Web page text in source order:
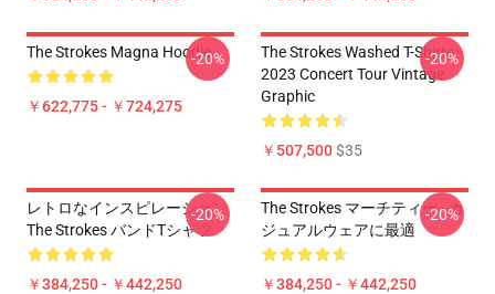
The Strokes Magna Hoodie
￥622,775 - ￥724,275
-20%
The Strokes Washed T-Shirts -
2023 Concert Tour Vintage
Graphic
￥507,500$35
-20%
レトロなインスピレーション
The Strokes バンドTシャツ
￥384,250 - ￥442,250
-20%
The Strokes マーチティー - カ
ジュアルウェアに最適
￥384,250 - ￥442,250
-20%